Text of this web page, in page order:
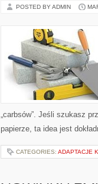
POSTED BY ADMIN
„carbsów”. Jeśli szukasz
papierze, ta idea jest
CATEGORIES: ADAPTACJE